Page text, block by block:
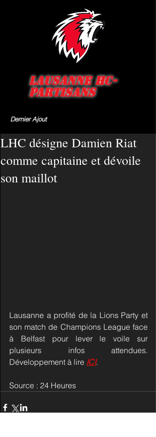
Lausanne HC-
Partisans
Dernier Ajout
LHC désigne Damien Riat
comme capitaine et dévoile
son maillot
Lausanne a profité de la Lions Party et
son match de Champions League face
à Belfast pour lever le voile sur
plusieurs infos attendues.
Développement à lire ICI.
Source : 24 Heures